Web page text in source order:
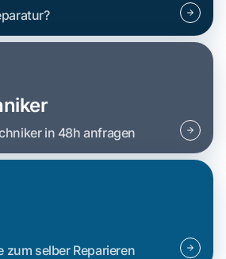
in 48h anfragen
zum selber Reparieren